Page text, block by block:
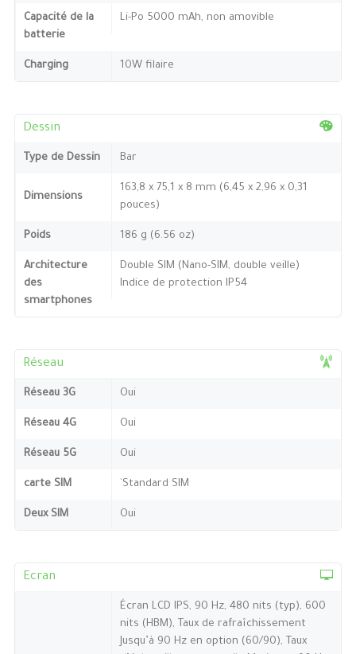
Capacité de la
batterie
Li-Po 5000 mAh, non amovible
Charging 10W filaire
Dessin
Type de Dessin Bar
Dimensions
163,8 x 75,1 x 8 mm (6,45 x 2,96 x 0,31
pouces)
Poids 186 g (6.56 oz)
Architecture
des
smartphones
Double SIM (Nano-SIM, double veille)
Indice de protection IP54
Réseau
Réseau 3G Oui
Réseau 4G Oui
Réseau 5G Oui
carte SIM `Standard SIM
Deux SIM Oui
Ecran
Écran LCD IPS, 90 Hz, 480 nits (typ), 600
nits (HBM), Taux de rafraîchissement
Jusqu’à 90 Hz en option (60/90), Taux